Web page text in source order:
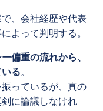
、会社経歴や代表
よって判明する。
偏重の流れから、
る。
っているが、真の
に論議しなけれ